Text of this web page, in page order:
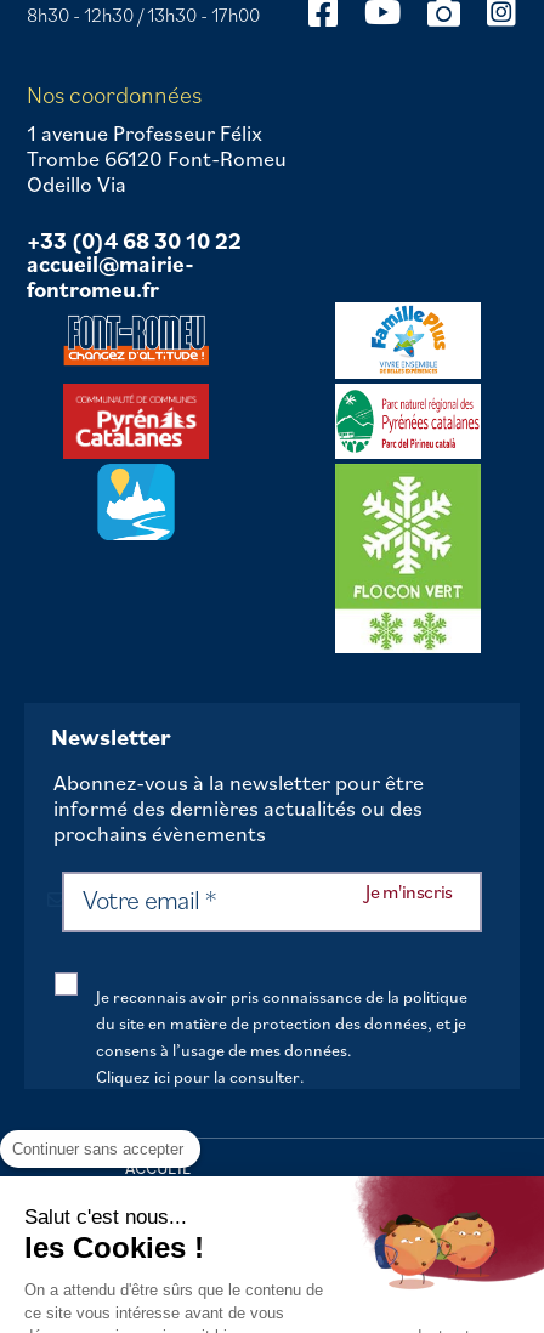
8h30 - 12h30 / 13h30 - 17h00
Nos coordonnées
1 avenue Professeur Félix
Trombe 66120 Font-Romeu
Odeillo Via
+33 (0)4 68 30 10 22
accueil@mairie-
fontromeu.fr
Newsletter
Abonnez-vous à la newsletter pour être
informé des dernières actualités ou des
prochains évènements
Je reconnais avoir pris connaissance de la politique
du site en matière de protection des données, et je
consens à l’usage de mes données.
Cliquez ici pour la consulter.
ACCUEIL
VOTRE MAIRIE
VOTRE QUOTIDIEN
AU FIL DE LA VIE
Continuer sans accepter
Salut c'est nous...
les Cookies !
On a attendu d'être sûrs que le contenu de
ce site vous intéresse avant de vous